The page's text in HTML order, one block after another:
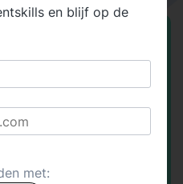
en blijf op de
met: